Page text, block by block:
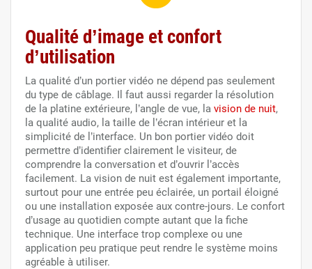
Qualité d’image et confort
d’utilisation
La qualité d’un portier vidéo ne dépend pas seulement
du type de câblage. Il faut aussi regarder la résolution
de la platine extérieure, l’angle de vue, la vision de nuit,
la qualité audio, la taille de l’écran intérieur et la
simplicité de l’interface. Un bon portier vidéo doit
permettre d’identifier clairement le visiteur, de
comprendre la conversation et d’ouvrir l’accès
facilement. La vision de nuit est également importante,
surtout pour une entrée peu éclairée, un portail éloigné
ou une installation exposée aux contre-jours. Le confort
d’usage au quotidien compte autant que la fiche
technique. Une interface trop complexe ou une
application peu pratique peut rendre le système moins
agréable à utiliser.